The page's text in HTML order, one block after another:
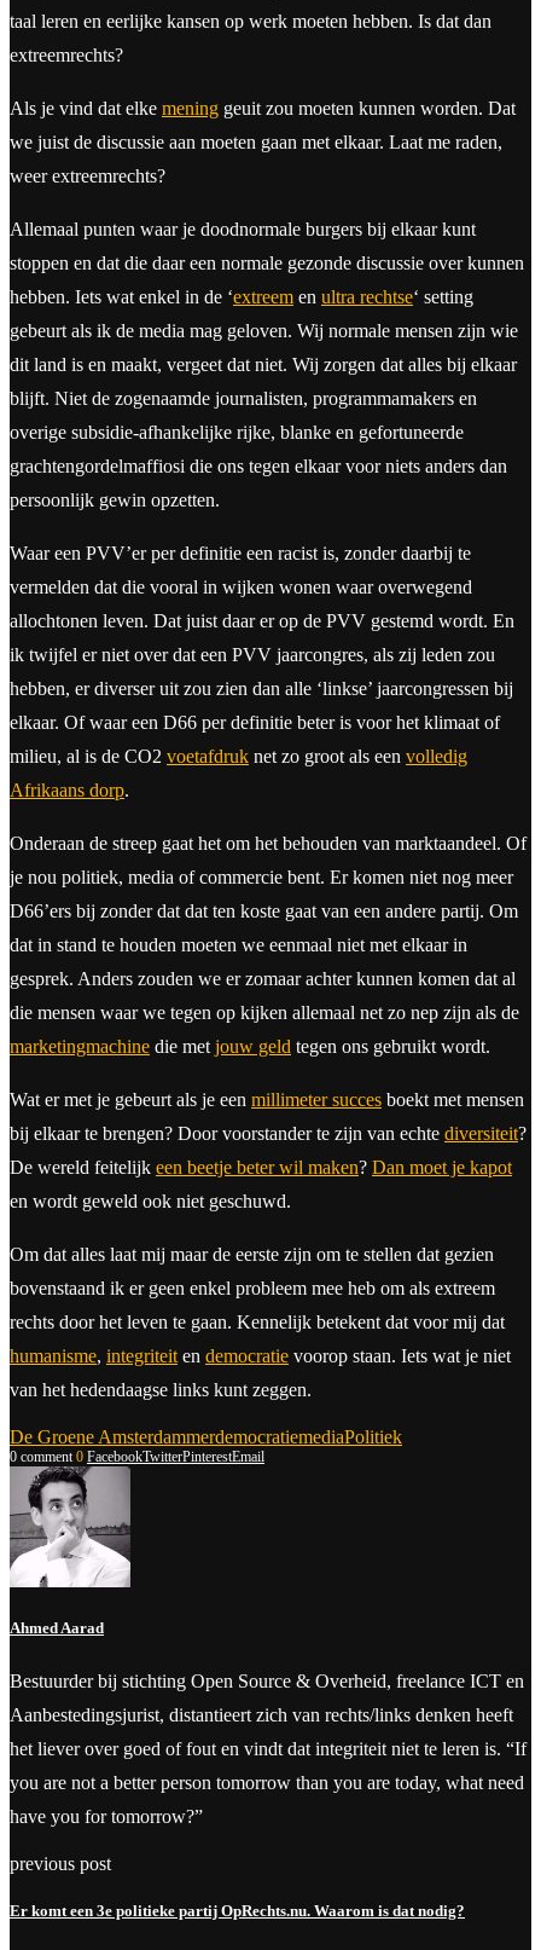
taal leren en eerlijke kansen op werk moeten hebben. Is dat dan
extreemrechts?
Als je vind dat elke mening geuit zou moeten kunnen worden. Dat
we juist de discussie aan moeten gaan met elkaar. Laat me raden,
weer extreemrechts?
Allemaal punten waar je doodnormale burgers bij elkaar kunt
stoppen en dat die daar een normale gezonde discussie over kunnen
hebben. Iets wat enkel in de ‘extreem en ultra rechtse‘ setting
gebeurt als ik de media mag geloven. Wij normale mensen zijn wie
dit land is en maakt, vergeet dat niet. Wij zorgen dat alles bij elkaar
blijft. Niet de zogenaamde journalisten, programmamakers en
overige subsidie-afhankelijke rijke, blanke en gefortuneerde
grachtengordelmaffiosi die ons tegen elkaar voor niets anders dan
persoonlijk gewin opzetten.
Waar een PVV’er per definitie een racist is, zonder daarbij te
vermelden dat die vooral in wijken wonen waar overwegend
allochtonen leven. Dat juist daar er op de PVV gestemd wordt. En
ik twijfel er niet over dat een PVV jaarcongres, als zij leden zou
hebben, er diverser uit zou zien dan alle ‘linkse’ jaarcongressen bij
elkaar. Of waar een D66 per definitie beter is voor het klimaat of
milieu, al is de CO2 voetafdruk net zo groot als een volledig
Afrikaans dorp.
Onderaan de streep gaat het om het behouden van marktaandeel. Of
je nou politiek, media of commercie bent. Er komen niet nog meer
D66’ers bij zonder dat dat ten koste gaat van een andere partij. Om
dat in stand te houden moeten we eenmaal niet met elkaar in
gesprek. Anders zouden we er zomaar achter kunnen komen dat al
die mensen waar we tegen op kijken allemaal net zo nep zijn als de
marketingmachine die met jouw geld tegen ons gebruikt wordt.
Wat er met je gebeurt als je een millimeter succes boekt met mensen
bij elkaar te brengen? Door voorstander te zijn van echte diversiteit?
De wereld feitelijk een beetje beter wil maken? Dan moet je kapot
en wordt geweld ook niet geschuwd.
Om dat alles laat mij maar de eerste zijn om te stellen dat gezien
bovenstaand ik er geen enkel probleem mee heb om als extreem
rechts door het leven te gaan. Kennelijk betekent dat voor mij dat
humanisme, integriteit en democratie voorop staan. Iets wat je niet
van het hedendaagse links kunt zeggen.
De Groene AmsterdammerdemocratiemediaPolitiek
0 comment 0 FacebookTwitterPinterestEmail
Ahmed Aarad
Bestuurder bij stichting Open Source & Overheid, freelance ICT en
Aanbestedingsjurist, distantieert zich van rechts/links denken heeft
het liever over goed of fout en vindt dat integriteit niet te leren is. “If
you are not a better person tomorrow than you are today, what need
have you for tomorrow?”
previous post
Er komt een 3e politieke partij OpRechts.nu. Waarom is dat nodig?